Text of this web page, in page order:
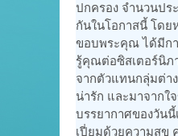
ปกครอง จำนวนปร
กันในโอกาสนี้ โดย
ขอบพระคุณ ได้มีก
รู้คุณต่อซิสเตอร์นิภ
จากตัวแทนกลุ่มต่า
น่ารัก และมาจากใ
บรรยากาศของวันนี้
เปี่ยมด้วยความสุข